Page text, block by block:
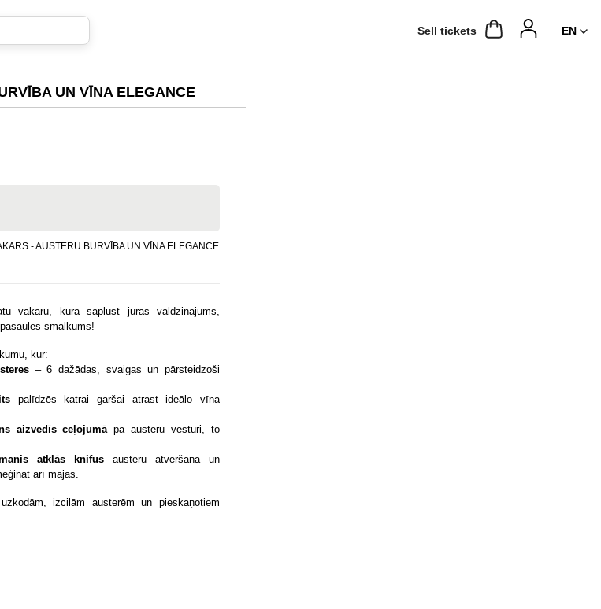
Sell ​​tickets
UN VĪNA ELEGANCE
- AUSTERU BURVĪBA UN VĪNA ELEGANCE
vakaru, kurā saplūst jūras valdzinājums,
smalkums!
kur:
– 6 dažādas, svaigas un pārsteidzoši
palīdzēs katrai garšai atrast ideālo vīna
aizvedīs ceļojumāpa austeru vēsturi, to
atklās knifus austeru atvēršanā un
arī mājās.
izcilām austerēm un pieskaņotiem